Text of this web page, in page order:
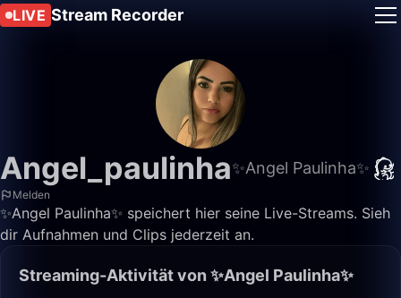
LIVE Stream Recorder
Angel_paulinha✨Angel Paulinha✨
Melden
✨Angel Paulinha✨ speichert hier seine Live-Streams. Sieh
dir Aufnahmen und Clips jederzeit an.
Streaming-Aktivität von ✨Angel Paulinha✨